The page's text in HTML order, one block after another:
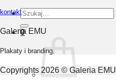
Szukaj:
0
kontakt
Galeria EMU
Plakaty i branding.
Copyrights 2026 © Galeria EMU